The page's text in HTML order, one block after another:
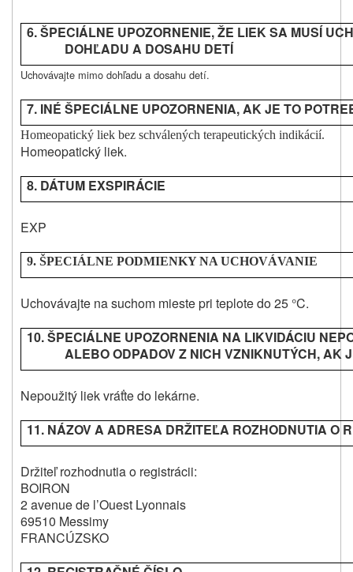
6. ŠPECIÁLNE UPOZORNENIE, ŽE LIEK SA MUSÍ
DOHĽADU A DOSAHU DETÍ
Uchovávajte mimo dohľadu a dosahu detí.
7. INÉ ŠPECIÁLNE UPOZORNENIA, AK JE TO
Homeopatický liek bez schválených terapeutických indikácií.
Homeopatický liek.
8. DÁTUM EXSPIRÁCIE
EXP
9. ŠPECIÁLNE PODMIENKY NA UCHOVÁVANIE
Uchovávajte na suchom mieste pri teplote do 25 °C.
10. ŠPECIÁLNE UPOZORNENIA NA LIKVIDÁCIU
ALEBO ODPADOV Z NICH VZNIKNUTÝCH, AK
Nepoužitý liek vráťte do lekárne.
11. NÁZOV A ADRESA DRŽITEĽA ROZHODNUTIA O
Držiteľ rozhodnutia o registrácii:
BOIRON
2 avenue de l’Ouest Lyonnais
69510 Messimy
FRANCÚZSKO